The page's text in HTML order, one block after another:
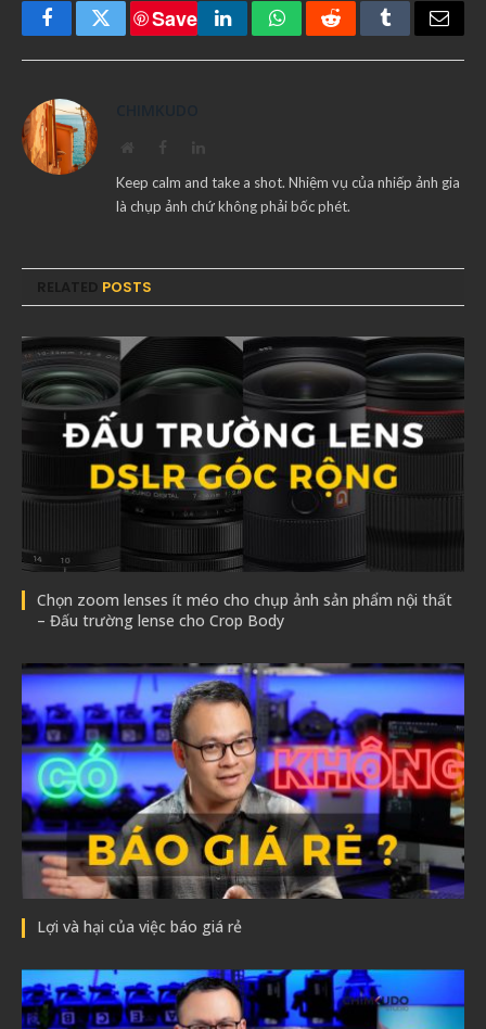
FacebookTwitter
Save
LinkedInWhatsAppRedditTumblrEmail
Keep calm and take a shot. Nhiệm vụ của nhiếp ảnh gia
là chụp ảnh chứ không phải bốc phét.
POSTS
Chọn zoom lenses ít méo cho chụp ảnh sản phẩm nội thất
– Đấu trường lense cho Crop Body
Lợi và hại của việc báo giá rẻ